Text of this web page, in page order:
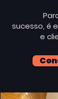
sucesso, é
e